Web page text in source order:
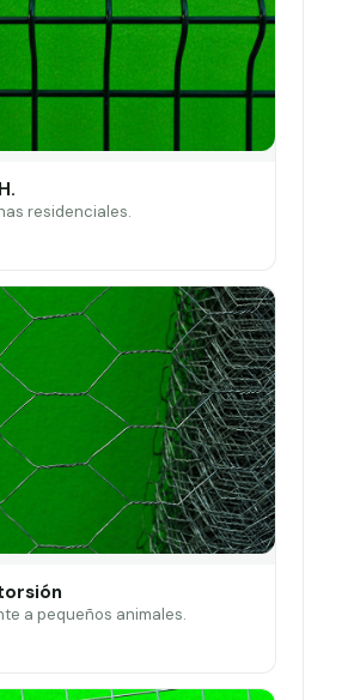
residenciales.
a pequeños animales.